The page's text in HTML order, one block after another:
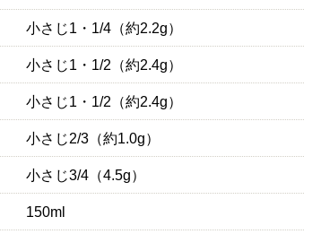
小さじ1・1/4（約2.2g）
小さじ1・1/2（約2.4g）
小さじ1・1/2（約2.4g）
小さじ2/3（約1.0g）
小さじ3/4（4.5g）
150ml